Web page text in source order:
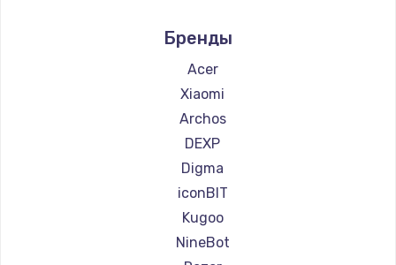
Ремонт самокатов Hunter
Ремонт самокатов Shorner
Ремонт самокатов Joyor
Ремонт самокатов Minimotors
Ремонт самокатов Bork
Ремонт самокатов Segway
Ремонт самокатов KIRIN
Бренды
Acer
Xiaomi
Archos
DEXP
Digma
iconBIT
Kugoo
NineBot